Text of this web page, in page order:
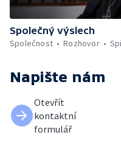
Společný výslech
Společnost
Rozhovor
Napište nám
Otevřít
kontaktní
formulář